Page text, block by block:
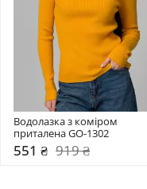
Водолазка з коміром
приталена GO-1302
551 ₴ 919 ₴